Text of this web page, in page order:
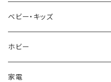
AVALANCHE
ORIENT
ZEPPELIN
ALV
Merge
ETTINGER
BOTTEGA VENETA
EMPORIO ARMANI
CALVIN KLEIN
OROBIANCO
Ellese
COLEMAN
BLAZER CLUB
ANDY HAWARD
G GUSTO
BRAUN
RHYTHM
BLOSSOM
VALENTINO VISCANI
WATERMAN
PARKER
PELIKAN
Trangia
Barebones
FEUERHAND
ベビー・キッズ
ふわりぃ
ERGO BABY
ホビー
その他
家電